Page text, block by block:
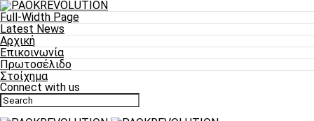
Full-Width Page
Latest News
Αρχική
Επικοινωνία
Πρωτοσέλιδο
Στοίχημα
Connect with us